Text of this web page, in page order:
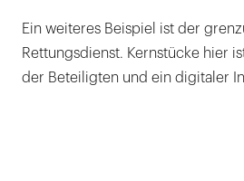
Ein weiteres Beispiel ist der
Rettungsdienst. Kernstücke hier
der Beteiligten und ein digitaler